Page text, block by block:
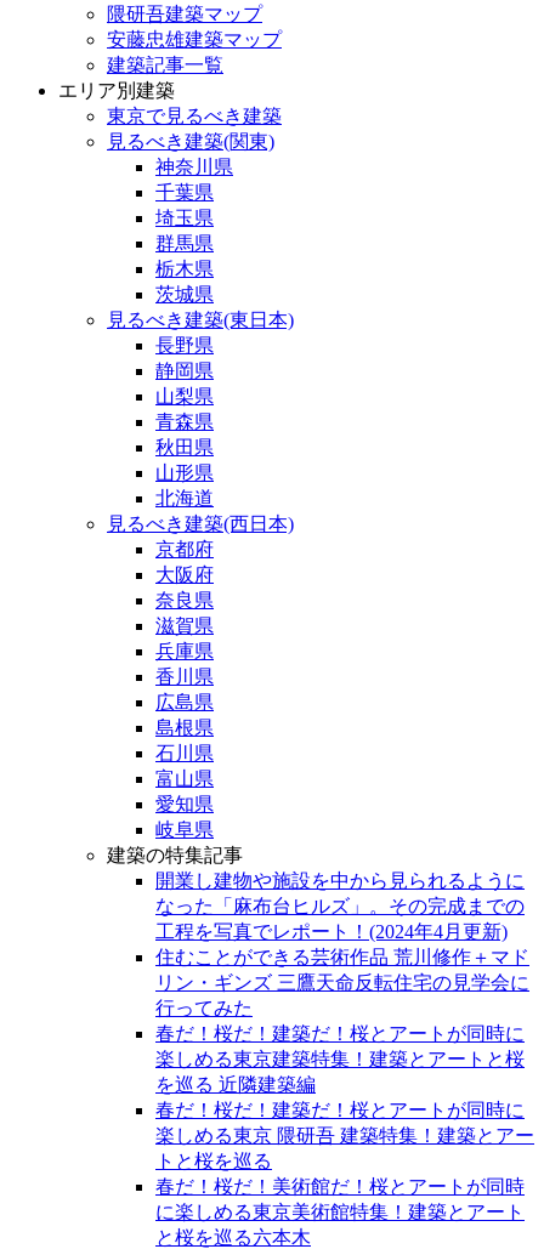
隈研吾建築マップ
安藤忠雄建築マップ
建築記事一覧
エリア別建築
東京で見るべき建築
見るべき建築(関東)
神奈川県
千葉県
埼玉県
群馬県
栃木県
茨城県
見るべき建築(東日本)
長野県
静岡県
山梨県
青森県
秋田県
山形県
北海道
見るべき建築(西日本)
京都府
大阪府
奈良県
滋賀県
兵庫県
香川県
広島県
島根県
石川県
富山県
愛知県
岐阜県
建築の特集記事
開業し建物や施設を中から見られるように
なった「麻布台ヒルズ」。その完成までの
工程を写真でレポート！(2024年4月更新)
住むことができる芸術作品 荒川修作＋マド
リン・ギンズ 三鷹天命反転住宅の見学会に
行ってみた
春だ！桜だ！建築だ！桜とアートが同時に
楽しめる東京建築特集！建築とアートと桜
を巡る 近隣建築編
春だ！桜だ！建築だ！桜とアートが同時に
楽しめる東京 隈研吾 建築特集！建築とアー
トと桜を巡る
春だ！桜だ！美術館だ！桜とアートが同時
に楽しめる東京美術館特集！建築とアート
と桜を巡る六本木